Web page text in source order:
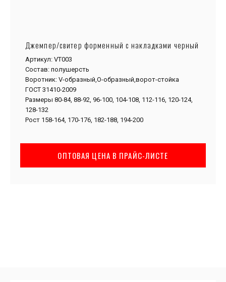
Джемпер/свитер форменный с накладками черный
Артикул: VT003
Состав: полушерсть
Воротник: V-образный,О-образный,ворот-стойка
ГОСТ 31410-2009
Размеры 80-84, 88-92, 96-100, 104-108, 112-116, 120-124,
128-132
Рост 158-164, 170-176, 182-188, 194-200
ОПТОВАЯ ЦЕНА В ПРАЙС-ЛИСТЕ